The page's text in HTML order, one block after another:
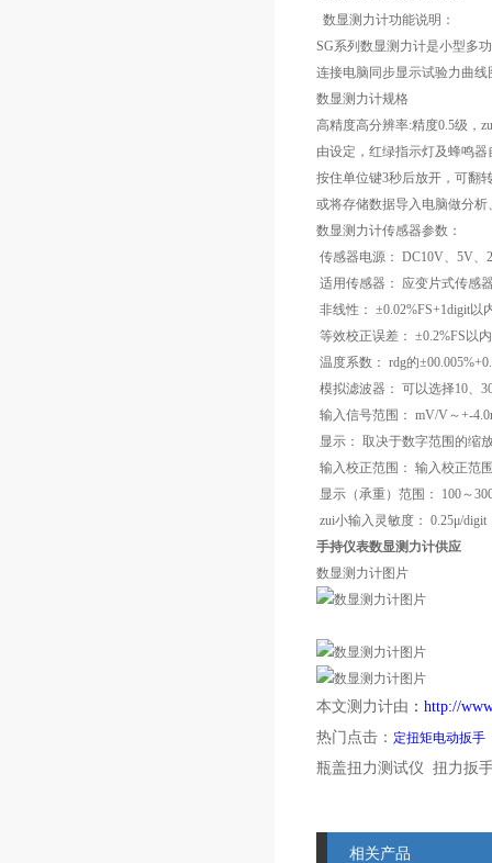
数显测力计功能说明：
SG系列数显测力计是小型多
连接电脑同步显示试验力曲
数显测力计规格
高精度高分辨率:精度0.5级，
由设定，红绿指示灯及蜂鸣
按住单位键3秒后放开，可翻
或将存储数据导入电脑做分
数显测力计传感器参数：
传感器电源： DC10V、5V
适用传感器： 应变片式传感
非线性： ±0.02%FS+1digit
等效校正误差： ±0.2%FS以内
温度系数： rdg的
模拟滤波器： 可以选择10、
输入信号范围： mV/
显示： 取决于数字范围的缩
输入校正范围： 输入校正范
显示（承重）范围： 100～
zui小输入灵敏度： 0.25μ/
手持仪表数显测力计供应
数显测力计图片
本文测力计由 ： http://
热门点击： 定扭矩电动扳手
瓶盖扭力测试仪 扭力扳
相关产品